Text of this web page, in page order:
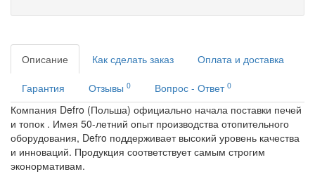
Описание Как сделать заказ Оплата и доставка
Гарантия Отзывы 0 Вопрос - Ответ 0
Компания Defro (Польша) официально начала поставки печей
и топок . Имея 50-летний опыт производства отопительного
оборудования, Defro поддерживает высокий уровень качества
и инноваций. Продукция соответствует самым строгим
эконормативам.